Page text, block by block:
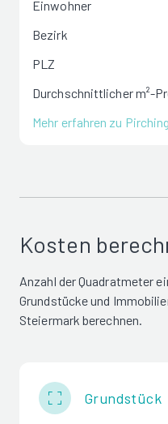
Einwohner
Bezirk
PLZ
Durchschnittlicher m²-
Mehr erfahren zu
Kosten
Anzahl der Quadratmeter
Grundstücke und
Steiermark berechnen.
Grundstück